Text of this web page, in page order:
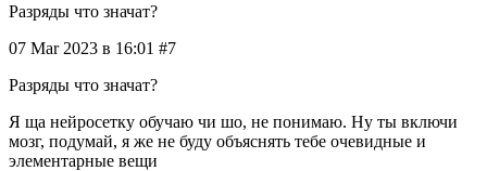
Разряды что значат?
07 Mar 2023 в 16:01 #7
Разряды что значат?
Я ща нейросетку обучаю чи шо, не понимаю. Ну ты включи
мозг, подумай, я же не буду объяснять тебе очевидные и
элементарные вещи